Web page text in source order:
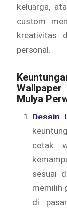
keluarga,
custom
kreativitas
personal.
Mulya
Desain
cetak
sesuai
memilih
di